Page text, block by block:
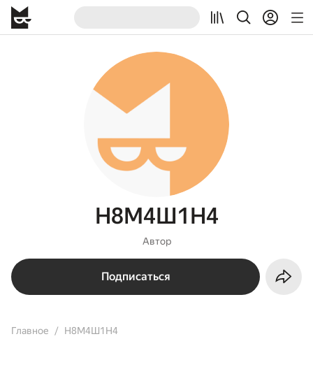
Н8М4Ш1Н4
Автор
Подписаться
Главное Н8М4Ш1Н4